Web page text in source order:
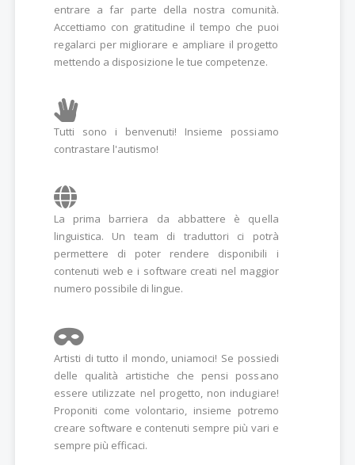
entrare a far parte della nostra comunità.
Accettiamo con gratitudine il tempo che puoi
regalarci per migliorare e ampliare il progetto
mettendo a disposizione le tue competenze.
Tutti sono i benvenuti! Insieme possiamo
contrastare l'autismo!
La prima barriera da abbattere è quella
linguistica. Un team di traduttori ci potrà
permettere di poter rendere disponibili i
contenuti web e i software creati nel maggior
numero possibile di lingue.
Artisti di tutto il mondo, uniamoci! Se possiedi
delle qualità artistiche che pensi possano
essere utilizzate nel progetto, non indugiare!
Proponiti come volontario, insieme potremo
creare software e contenuti sempre più vari e
sempre più efficaci.